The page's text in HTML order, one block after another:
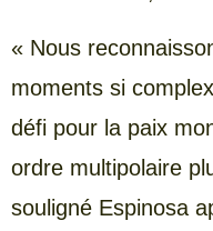
« Nous
moments si
défi pour la paix
ordre multipolaire
souligné Espinosa